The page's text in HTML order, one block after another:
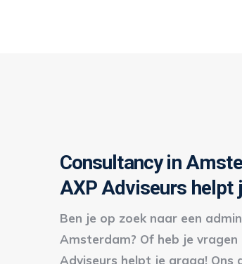
Consultancy in
AXP Adviseurs helpt
Ben je op zoek naar een
Amsterdam? Of heb je vragen
Adviseurs helpt je graag! Ons